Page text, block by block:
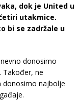
dok je United u
utakmice.
bi se zadržale u
donosimo
Također, ne
donosimo najbolje